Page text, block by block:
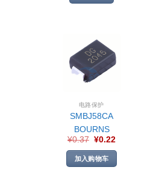
电路保护
SMBJ58CA
BOURNS
¥0.37 ¥0.22
加入购物车